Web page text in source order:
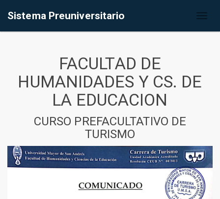
Sistema Preuniversitario
FACULTAD DE
HUMANIDADES Y CS. DE
LA EDUCACION
CURSO PREFACULTATIVO DE
TURISMO